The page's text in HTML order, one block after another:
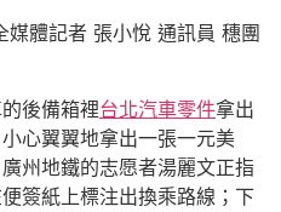
媒體記者 張小悅 通訊員 穗團
後備箱裡台北汽車零件拿出
心翼翼地拿出一張一元美
州地鐵的志愿者湯麗文正指
簽紙上標注出換乘路線；下